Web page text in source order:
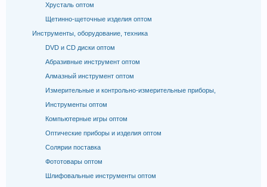
Хрусталь оптом
Щетинно-щеточные изделия оптом
Инструменты, оборудование, техника
DVD и CD диски оптом
Абразивные инструмент оптом
Алмазный инструмент оптом
Измерительные и контрольно-измерительные приборы,
Инструменты оптом
Компьютерные игры оптом
Оптические приборы и изделия оптом
Солярии поставка
Фототовары оптом
Шлифовальные инструменты оптом